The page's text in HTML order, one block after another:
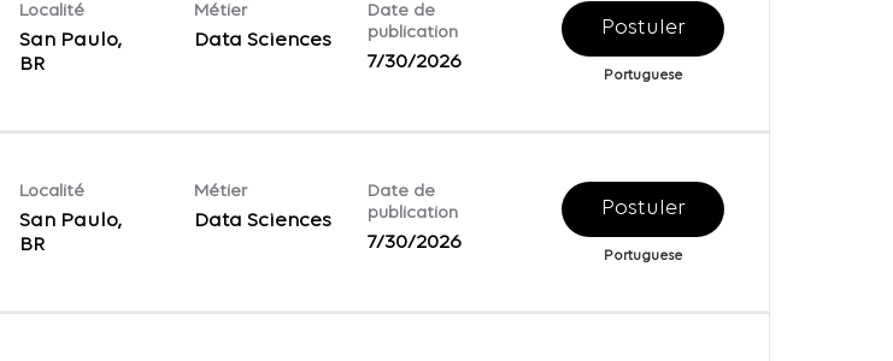
Localité
San Paulo,
Métier
Data Sciences
Date de
publication
7/30/2026
Postuler
Portuguese
Localité
San Paulo,
Métier
Data Sciences
Date de
publication
7/30/2026
Postuler
Portuguese